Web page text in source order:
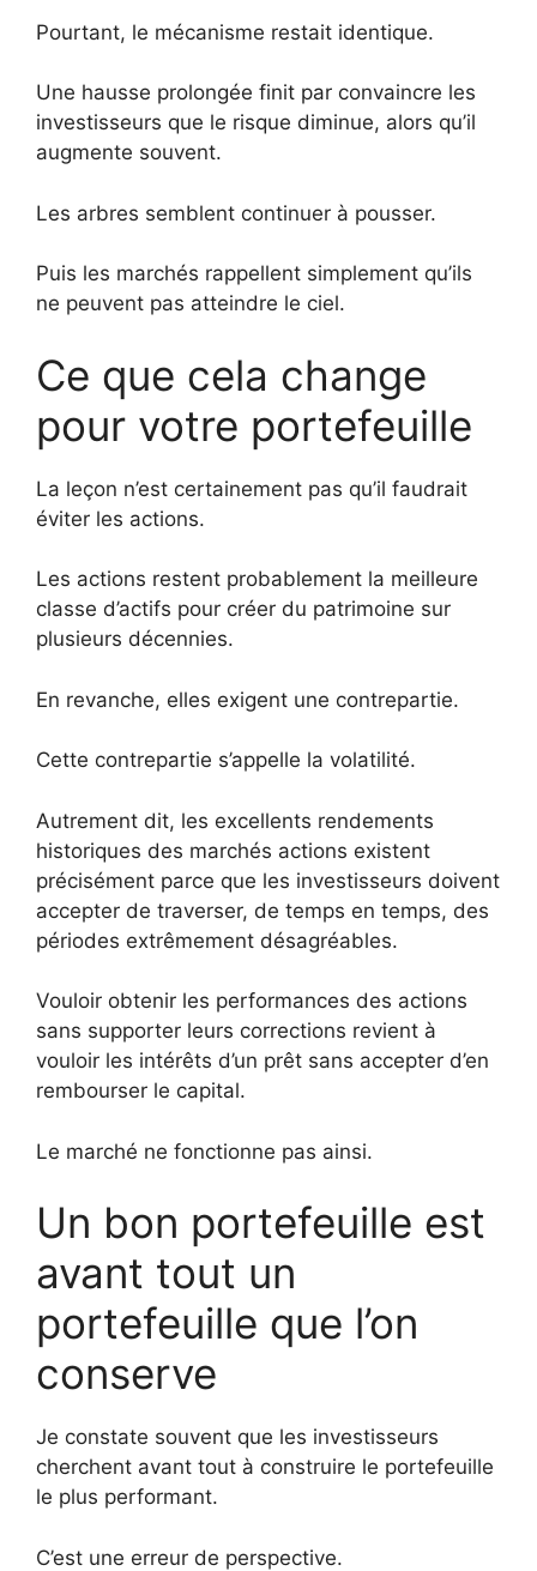
Pourtant, le mécanisme restait identique.
Une hausse prolongée finit par convaincre les
investisseurs que le risque diminue, alors qu’il
augmente souvent.
Les arbres semblent continuer à pousser.
Puis les marchés rappellent simplement qu’ils
ne peuvent pas atteindre le ciel.
Ce que cela change
pour votre portefeuille
La leçon n’est certainement pas qu’il faudrait
éviter les actions.
Les actions restent probablement la meilleure
classe d’actifs pour créer du patrimoine sur
plusieurs décennies.
En revanche, elles exigent une contrepartie.
Cette contrepartie s’appelle la volatilité.
Autrement dit, les excellents rendements
historiques des marchés actions existent
précisément parce que les investisseurs doivent
accepter de traverser, de temps en temps, des
périodes extrêmement désagréables.
Vouloir obtenir les performances des actions
sans supporter leurs corrections revient à
vouloir les intérêts d’un prêt sans accepter d’en
rembourser le capital.
Le marché ne fonctionne pas ainsi.
Un bon portefeuille est
avant tout un
portefeuille que l’on
conserve
Je constate souvent que les investisseurs
cherchent avant tout à construire le portefeuille
le plus performant.
C’est une erreur de perspective.